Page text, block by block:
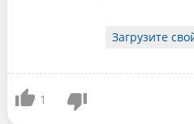
Загрузите
1